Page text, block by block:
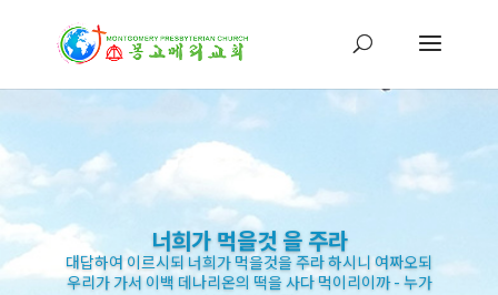
너희가 먹을것 을 주라
대답하여 이르시되 너희가 먹을것을 주라 하시니 여짜오되
우리가 가서 이백 데나리온의 떡을 사다 먹이리이까 - 누가